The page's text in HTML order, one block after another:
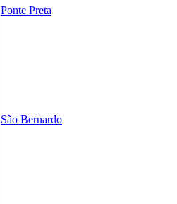
Ponte Preta
São Bernardo